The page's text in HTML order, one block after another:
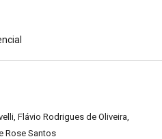
Flávio Rodrigues de Oliveira,
Rose Santos